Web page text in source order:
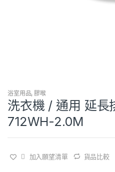
浴室用品,膠喉
洗衣機 / 通用 延長
712WH-2.0M
加入願望清單 貨品比較